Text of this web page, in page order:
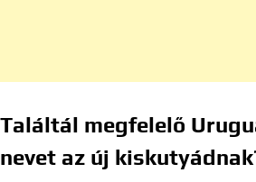
Találtál megfelelő
nevet az új